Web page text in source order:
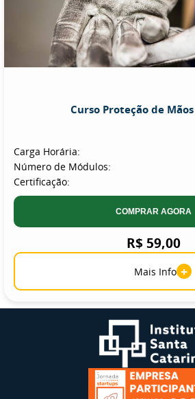
Curso Proteção de
Carga Horária:
Número de Módulos:
Certificação:
COMPRAR AGORA
R$ 59,00
Mais Info +